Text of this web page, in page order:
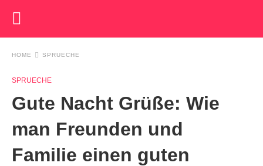
HOME SPRUECHE
SPRUECHE
Gute Nacht Grüße: Wie
man Freunden und
Familie einen guten